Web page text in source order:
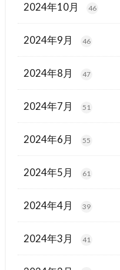
2024年10月 46
2024年9月 46
2024年8月 47
2024年7月 51
2024年6月 55
2024年5月 61
2024年4月 39
2024年3月 41